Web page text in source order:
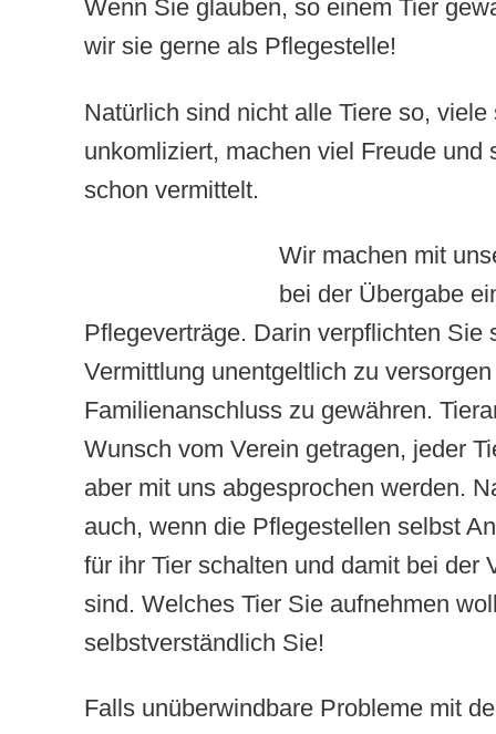
Wenn Sie glauben, so einem Tier
wir sie gerne als Pflegestelle!
Natürlich sind nicht alle Tiere so,
unkomliziert, machen viel Freude und
schon vermittelt.
Wir machen mit
bei der Übergabe
Pflegeverträge. Darin verpflichten Sie
Vermittlung unentgeltlich zu
Familienanschluss zu gewähren.
Wunsch vom Verein getragen, jeder
aber mit uns abgesprochen werden.
auch, wenn die Pflegestellen selbst
für ihr Tier schalten und damit bei der
sind. Welches Tier Sie aufnehmen
selbstverständlich Sie!
Falls unüberwindbare Probleme mit